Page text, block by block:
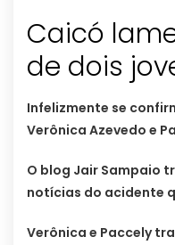
Caicó
de dois
Infelizmente se
Verônica Azevedo e
O blog Jair Sampaio
notícias do acidente
Verônica e Paccely